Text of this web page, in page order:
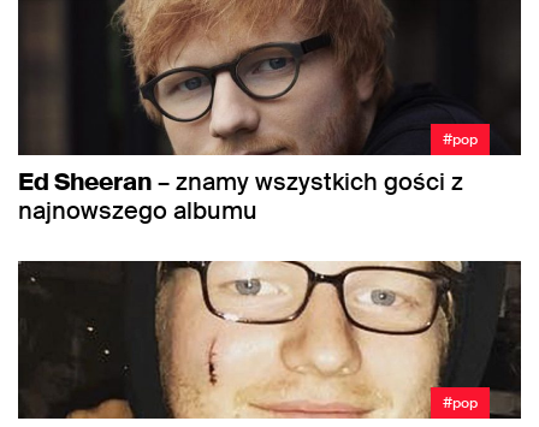
#pop
Ed Sheeran– znamy wszystkich gości z
najnowszego albumu
#pop